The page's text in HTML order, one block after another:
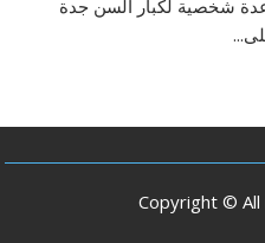
شخصية لكبار السن جدة
Copyright ©